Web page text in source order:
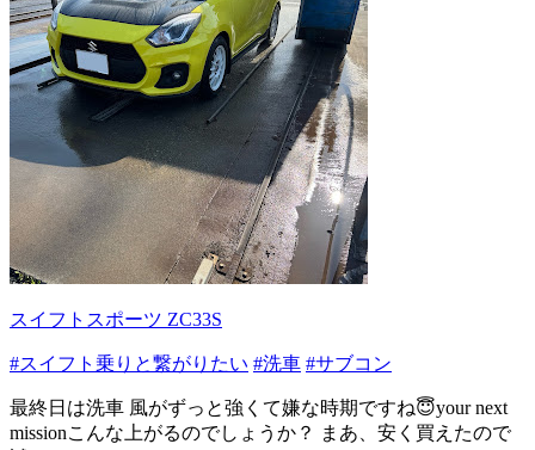
スイフトスポーツ ZC33S
#スイフト乗りと繋がりたい #洗車 #サブコン
最終日は洗車 風がずっと強くて嫌な時期ですね😇your next
missionこんな上がるのでしょうか？ まあ、安く買えたので